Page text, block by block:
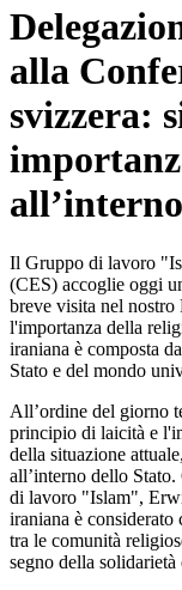
alla
svizzera:
Il Gruppo di lavoro
(CES) accoglie oggi
breve visita nel nostro
l'importanza della
iraniana è composta
Stato e del mondo
All’ordine del giorno
principio di laicità e
della situazione
all’interno dello
di lavoro "Islam",
iraniana è
tra le comunità
segno della